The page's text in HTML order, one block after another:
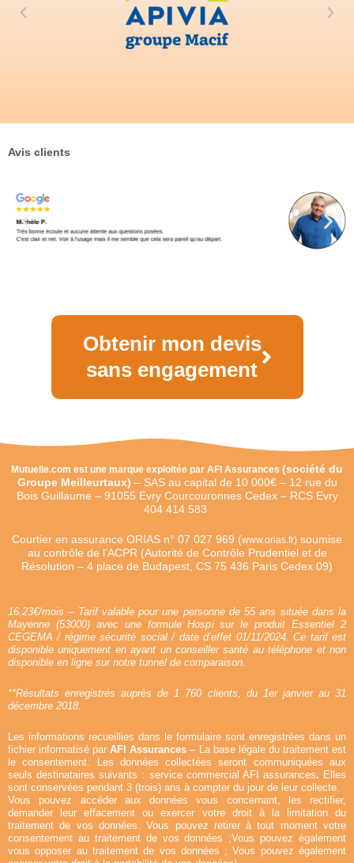
Avis clients
Obtenir mon devis
sans engagement
Mutuelle.com est une marque exploitée par AFI Assurances (société du
Groupe Meilleurtaux) – SAS au capital de 10 000€ – 12 rue du
Bois Guillaume – 91055 Evry Courcouronnes Cedex – RCS Evry
404 414 583
Courtier en assurance ORIAS n° 07 027 969 (www.orias.fr) soumise
au contrôle de l’ACPR (Autorité de Contrôle Prudentiel et de
Résolution – 4 place de Budapest, CS 75 436 Paris Cedex 09)
16.23€/mois – Tarif valable pour une personne de 55 ans située dans la
Mayenne (53000) avec une formule Hospi sur le produit Essentiel 2
CEGEMA / régime sécurité social / date d’effet 01/11/2024. Ce tarif est
disponible uniquement en ayant un conseiller santé au téléphone et non
disponible en ligne sur notre tunnel de comparaison.
**Résultats enregistrés auprès de 1 760 clients, du 1er janvier au 31
décembre 2018.
Les informations recueillies dans le formulaire sont enregistrées dans un
fichier informatisé parAFI Assurances –
La base légale du traitement est
le consentement. Les données collectées seront communiquées aux
seuls destinataires suivants : service commercial AFI assurances. Elles
sont conservées pendant 3 (trois) ans à compter du jour de leur collecte.
Vous pouvez accéder aux données vous concernant, les rectifier,
demander leur effacement ou exercer votre droit à la limitation du
traitement de vos données. Vous pouvez retirer à tout moment votre
consentement au traitement de vos données ;Vous pouvez également
vous opposer au traitement de vos données ; Vous pouvez également